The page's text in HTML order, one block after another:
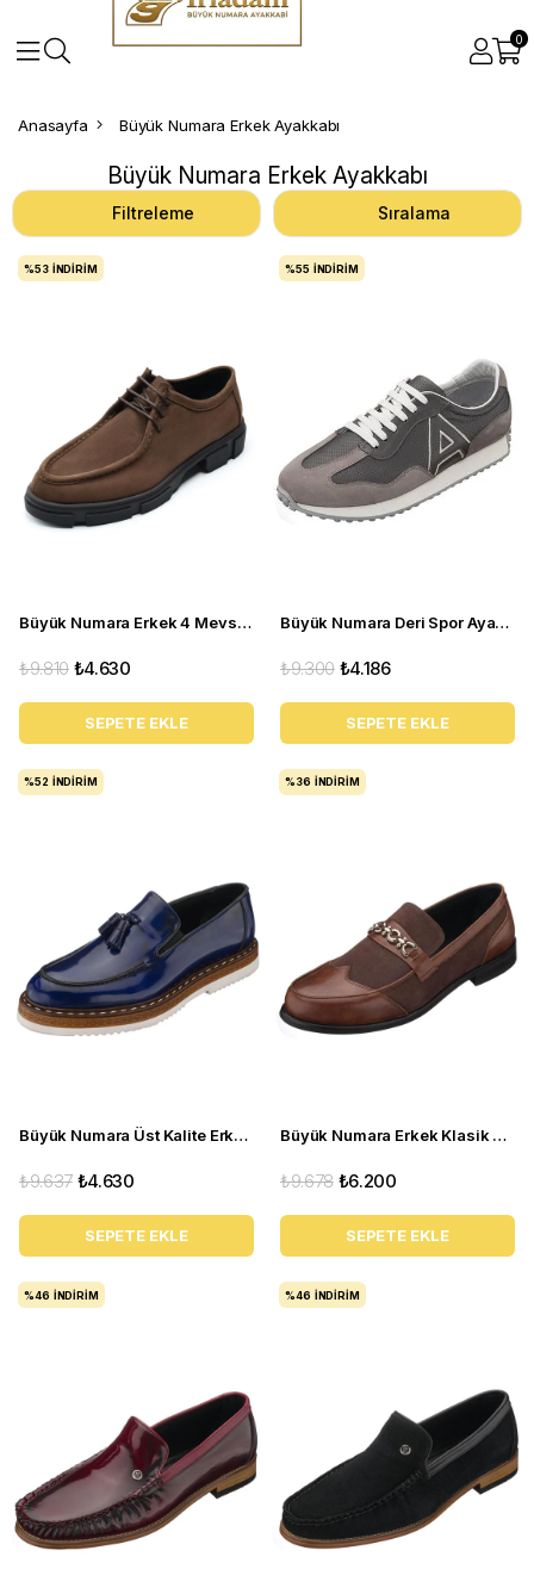
0
Anasayfa Büyük Numara Erkek Ayakkabı
Büyük Numara Erkek Ayakkabı
Filtreleme Sıralama
Büyük Numara Erkek 4 Mevsim Ayakkabı - PASA103 Kahve
₺4.630
₺9.810
SEPETE EKLE
%53 İNDIRIM
Büyük Numara Deri Spor Ayakkabı - GG18 Gri
₺4.186
₺9.300
SEPETE EKLE
%55 İNDIRIM
Büyük Numara Üst Kalite Erkek Ayakkabı - ALP76 Lacivert Açma
₺4.630
₺9.637
SEPETE EKLE
%52 İNDIRIM
Büyük Numara Erkek Klasik Ayakkabı - Tr1071 Kahverengi
₺6.200
₺9.678
SEPETE EKLE
%36 İNDIRIM
%46 İNDIRIM %46 İNDIRIM